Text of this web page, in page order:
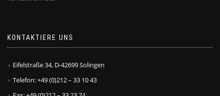
KONTAKTIERE UNS
Eifelstraße 34, D-42699 Solingen
Telefon: +49 (0)212 – 33 10 43